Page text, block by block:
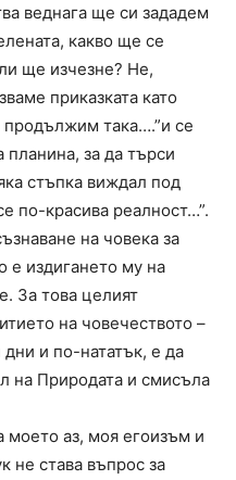
веднага ще си зададем
какво ще се
ще изчезне? Не,
приказката като
така….”и се
планина, за да търси
стъпка виждал под
по-красива реалност…”.
на човека за
е издигането му на
За това целият
на човечеството –
и по-нататък, е да
на Природата и смисъла
моето аз, моя егоизъм и
не става въпрос за